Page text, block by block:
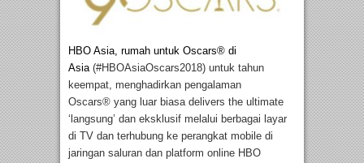
HBO Asia, rumah untuk Oscars® di
Asia(#HBOAsiaOscars2018) untuk tahun
keempat, menghadirkan pengalaman
Oscars® yang luar biasa delivers the ultimate
‘langsung’ dan eksklusif melalui berbagai layar
di TV dan terhubung ke perangkat mobile di
jaringan saluran dan platform online HBO